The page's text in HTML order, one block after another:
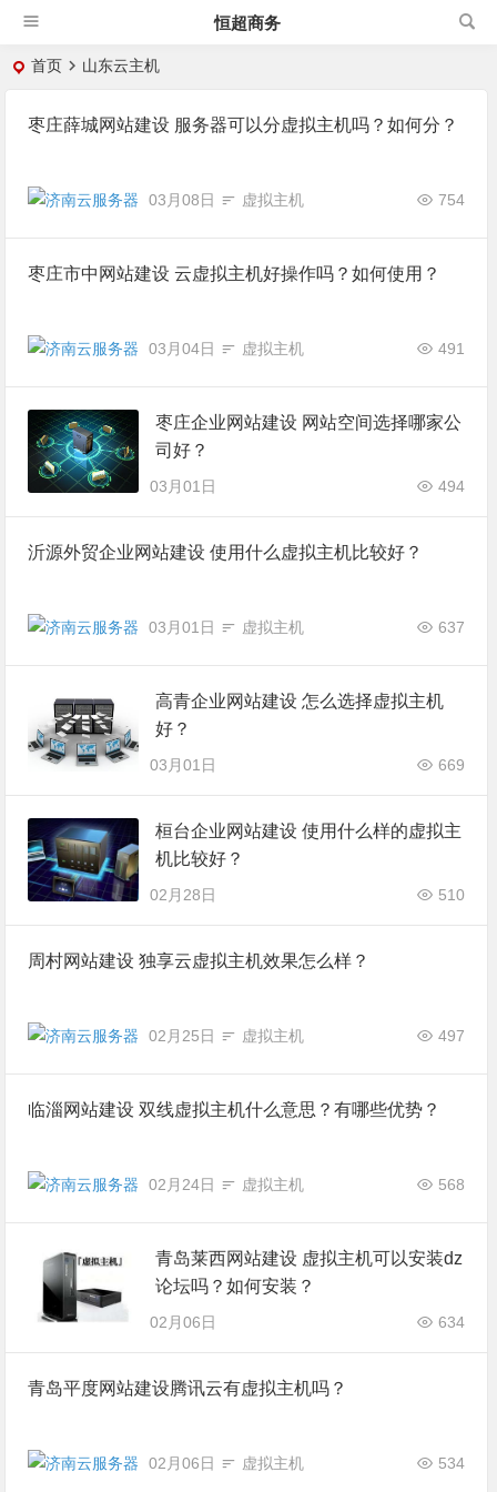
恒超商务
首页 山东云主机
枣庄薛城网站建设 服务器可以分虚拟主机吗？如何分？
03月08日 虚拟主机 754
枣庄市中网站建设 云虚拟主机好操作吗？如何使用？
03月04日 虚拟主机 491
枣庄企业网站建设 网站空间选择哪家公
司好？
03月01日 494
沂源外贸企业网站建设 使用什么虚拟主机比较好？
03月01日 虚拟主机 637
高青企业网站建设 怎么选择虚拟主机
好？
03月01日 669
桓台企业网站建设 使用什么样的虚拟主
机比较好？
02月28日 510
周村网站建设 独享云虚拟主机效果怎么样？
02月25日 虚拟主机 497
临淄网站建设 双线虚拟主机什么意思？有哪些优势？
02月24日 虚拟主机 568
青岛莱西网站建设 虚拟主机可以安装dz
论坛吗？如何安装？
02月06日 634
青岛平度网站建设腾讯云有虚拟主机吗？
02月06日 虚拟主机 534